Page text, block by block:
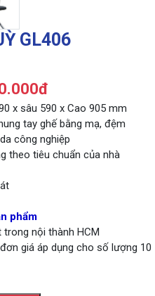
GL406
x sâu 590 x Cao 905 mm
tay ghế bằng mạ, đệm
công nghiệp
theo tiêu chuẩn của nhà
phẩm
trong nội thành HCM
giá áp dụng cho số lượng 10